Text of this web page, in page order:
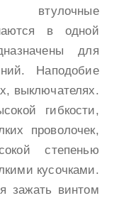
втулочные
в одной
для
Наподобие
выключателях.
гибкости,
проволочек,
степенью
кусочками.
зажать винтом